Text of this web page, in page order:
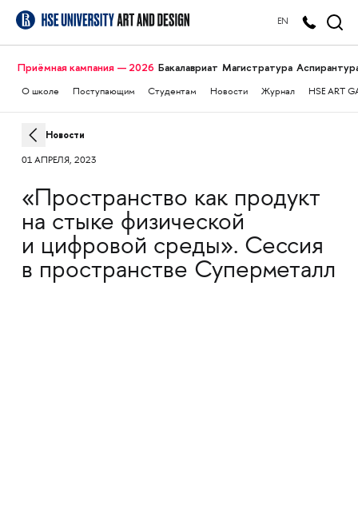
EN
Приёмная кампания — 2026 Бакалавриат Магистратура
О школе Поступающим Студентам Новости Журнал HSE ART
Новости
01 АПРЕЛЯ, 2023
«Пространство как продукт
на стыке физической
и цифровой среды». Сессия
в пространстве Суперметалл